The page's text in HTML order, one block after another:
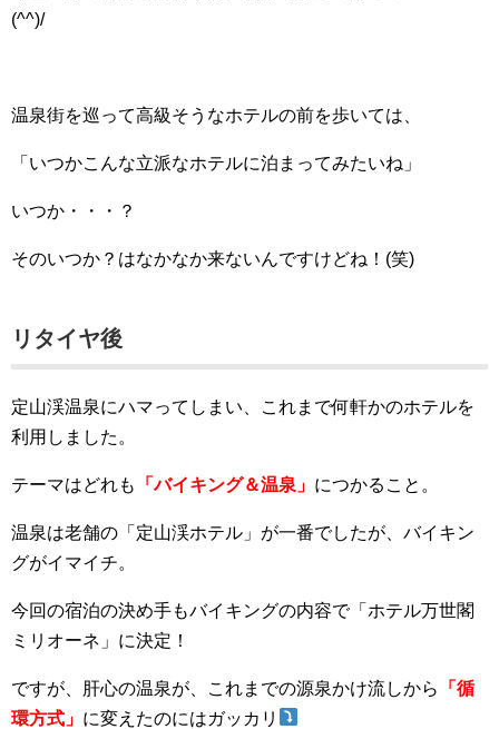
(^^)/
温泉街を巡って高級そうなホテルの前を歩いては、
「いつかこんな立派なホテルに泊まってみたいね」
いつか・・・？
そのいつか？はなかなか来ないんですけどね！(笑)
リタイヤ後
定山渓温泉にハマってしまい、これまで何軒かのホテルを
利用しました。
テーマはどれも 「バイキング＆温泉」 につかること。
温泉は老舗の「定山渓ホテル」が一番でしたが、バイキン
グがイマイチ。
今回の宿泊の決め手もバイキングの内容で「ホテル万世閣
ミリオーネ」に決定！
ですが、肝心の温泉が、これまでの源泉かけ流しから
「循
環方式」 に変えたのにはガッカリ